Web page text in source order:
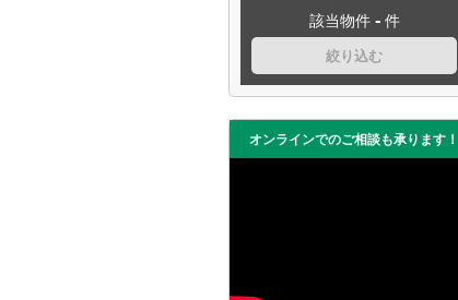
該当物件 - 件
絞り込む
オンラインでのご相談も承ります！